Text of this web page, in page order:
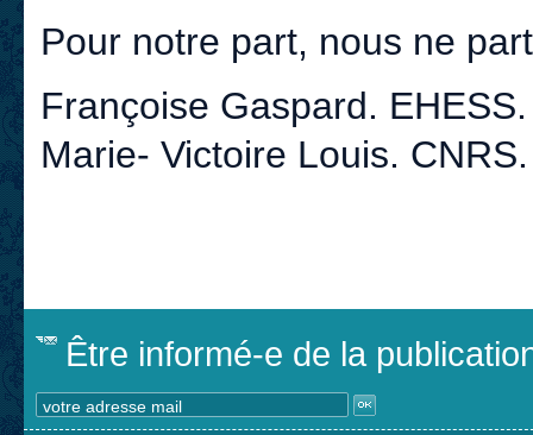
Pour notre part, nous ne
Françoise Gaspard. EHESS.
Marie- Victoire Louis. CNRS.
Être informé-e de la